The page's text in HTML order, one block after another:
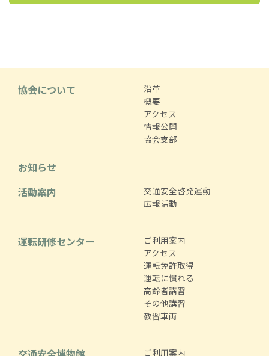
協会について
沿革
概要
アクセス
情報公開
協会支部
お知らせ
活動案内
交通安全啓発運動
広報活動
運転研修センター
ご利用案内
アクセス
運転免許取得
運転に慣れる
高齢者講習
その他講習
教習車両
ご利用案内